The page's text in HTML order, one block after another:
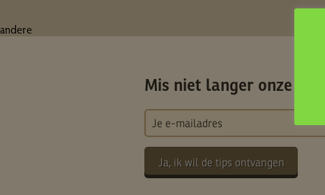
andere
Mis niet langer onze tips
Ja, ik wil de tips ontvangen